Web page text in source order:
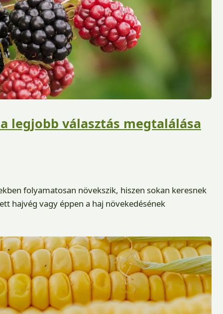
legjobb választás megtalálása
folyamatosan növekszik, hiszen sokan keresnek
hajvég vagy éppen a haj növekedésének